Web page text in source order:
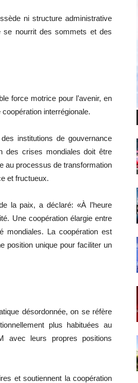
ni structure administrative
se nourrit des sommets et des
force motrice pour l’avenir, en
interrégionale.
institutions de gouvernance
des crises mondiales doit être
au processus de transformation
et fructueux.
la paix, a déclaré: «À l’heure
Une coopération élargie entre
mondiales. La coopération est
position unique pour faciliter un
désordonnée, on se réfère
plus habituées au
avec leurs propres positions
et soutiennent la coopération